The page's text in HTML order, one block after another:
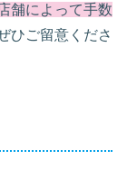
舗によって手数
ひご留意くださ